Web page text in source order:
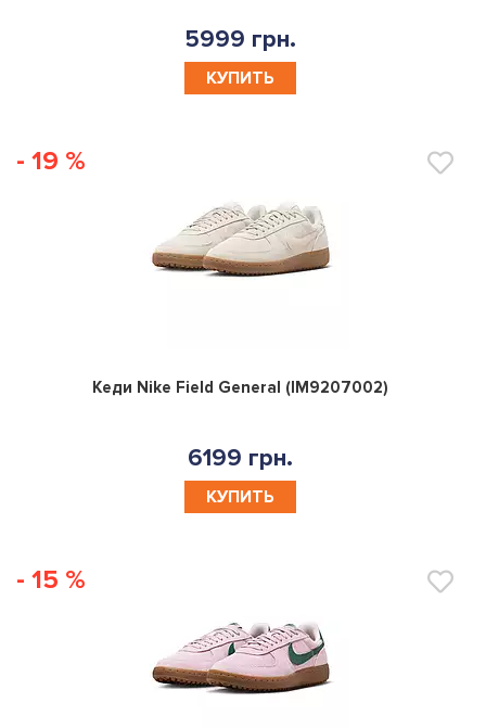
5999 грн.
КУПИТЬ
- 19 %
0
Кеди Nike Field General (IM9207002)
6199 грн.
КУПИТЬ
- 15 %